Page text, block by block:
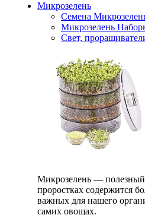
Микрозелень
Семена
Микрозелень
Свет,
Микрозелень —
проростках содержится
важных для нашего
самих овощах.